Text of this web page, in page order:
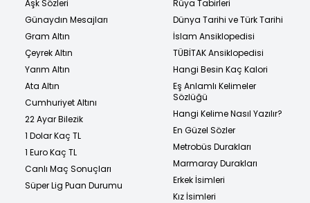
Aşk Sözleri
Günaydın Mesajları
Gram Altın
Çeyrek Altın
Yarım Altın
Ata Altın
Cumhuriyet Altını
22 Ayar Bilezik
1 Dolar Kaç TL
1 Euro Kaç TL
Canlı Maç Sonuçları
Süper Lig Puan Durumu
Rüya Tabirleri
Dünya Tarihi ve Türk Tarihi
İslam Ansiklopedisi
TÜBİTAK Ansiklopedisi
Hangi Besin Kaç Kalori
Eş Anlamlı Kelimeler
Sözlüğü
Hangi Kelime Nasıl Yazılır?
En Güzel Sözler
Metrobüs Durakları
Marmaray Durakları
Erkek İsimleri
Kız İsimleri